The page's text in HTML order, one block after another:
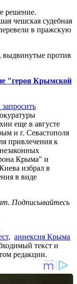
решение.
чешская судебная
в пражскую
выдвинутые против
"героя Крымской
еще в августе
и г. Севастополя
привлечения к
Крыма" и
избрал в
в виде
Подписывайтесь
, аннексия Крыма
текст и
редакции.